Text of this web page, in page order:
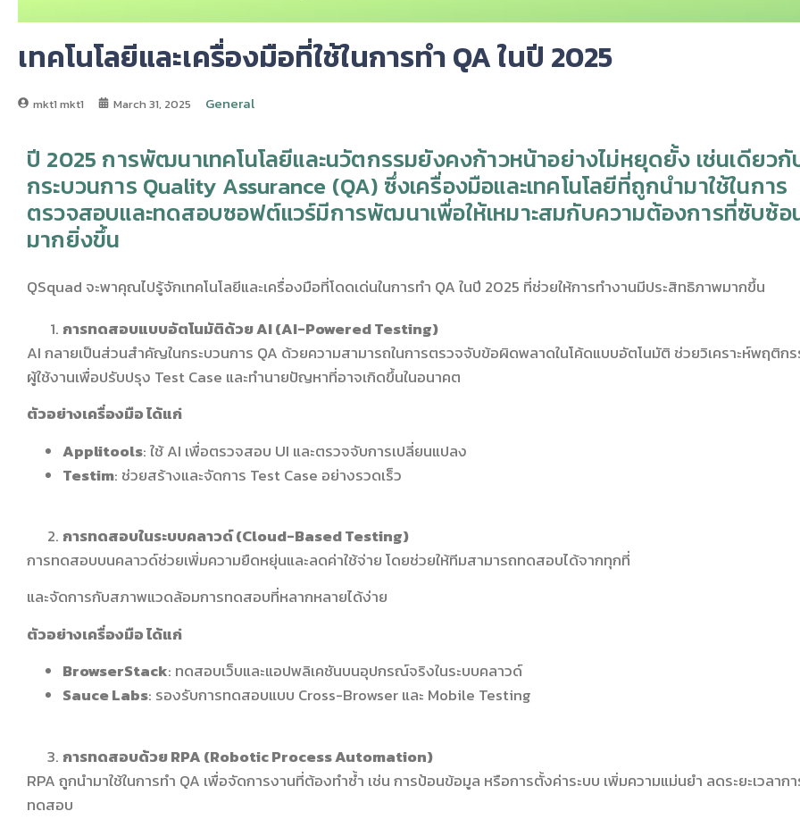
เทคโนโลยีและเครื่องมือที่ใช้ในการทำ QA ในปี 2025
mkt1 mkt1 March 31, 2025 General
ปี 2025 การพัฒนาเทคโนโลยีและนวัตกรรมยังคงก้าวหน้าอย่างไม่หยุดยั้ง เช่นเดียว
กระบวนการ Quality Assurance (QA) ซึ่งเครื่องมือและเทคโนโลยีที่ถูกนำมาใช้ในการ
ตรวจสอบและทดสอบซอฟต์แวร์มีการพัฒนาเพื่อให้เหมาะสมกับความต้องการที่ซับซ้อ
มากยิ่งขึ้น
QSquad จะพาคุณไปรู้จักเทคโนโลยีและเครื่องมือที่โดดเด่นในการทำ QA ในปี 2025 ที่ช่วยให้การทำงานมีประสิทธิภาพมากขึ้น
การทดสอบแบบอัตโนมัติด้วย AI (AI-Powered Testing)
AI กลายเป็นส่วนสำคัญในกระบวนการ QA ด้วยความสามารถในการตรวจจับข้อผิดพลาดในโค้ดแบบอัตโนมัติ ช่วยวิเคราะห์พฤติก
ผู้ใช้งานเพื่อปรับปรุง Test Case และทำนายปัญหาที่อาจเกิดขึ้นในอนาคต
ตัวอย่างเครื่องมือ ได้แก่
Applitools: ใช้ AI เพื่อตรวจสอบ UI และตรวจจับการเปลี่ยนแปลง
Testim: ช่วยสร้างและจัดการ Test Case อย่างรวดเร็ว
การทดสอบในระบบคลาวด์ (Cloud-Based Testing)
การทดสอบบนคลาวด์ช่วยเพิ่มความยืดหยุ่นและลดค่าใช้จ่าย โดยช่วยให้ทีมสามารถทดสอบได้จากทุกที่
และจัดการกับสภาพแวดล้อมการทดสอบที่หลากหลายได้ง่าย
ตัวอย่างเครื่องมือ ได้แก่
BrowserStack: ทดสอบเว็บและแอปพลิเคชันบนอุปกรณ์จริงในระบบคลาวด์
Sauce Labs: รองรับการทดสอบแบบ Cross-Browser และ Mobile Testing
การทดสอบด้วย RPA (Robotic Process Automation)
RPA ถูกนำมาใช้ในการทำ QA เพื่อจัดการงานที่ต้องทำซ้ำ เช่น การป้อนข้อมูล หรือการตั้งค่าระบบ เพิ่มความแม่นยำ ลดระยะเวลาก
ทดสอบ